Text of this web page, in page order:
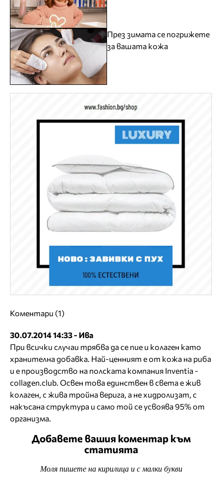
През зимата се погрижете
за вашата кожа
Коментари (1)
30.07.2014 14:33 - Ива
При всички случаи трябва да се пие и колаген като
хранителна добавка. Най-ценният е от кожа на риба
и е производство на полската компания Inventia -
collagen.club. Освен това единствен в света е жив
колаген, с жива тройна верига, а не хидролизат, с
накъсана структура и само той се усвоява 95% от
организма.
Добавете вашия коментар към
статията
Моля пишете на кирилица и с малки букви